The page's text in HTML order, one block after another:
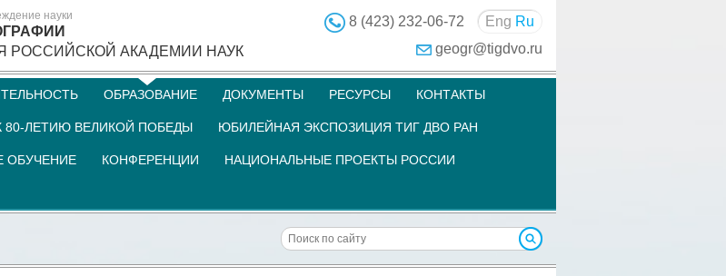
науки
РОССИЙСКОЙ АКАДЕМИИ НАУК
8 (423) 232-06-72 Eng Ru
geogr@tigdvo.ru
ОБРАЗОВАНИЕ ДОКУМЕНТЫ РЕСУРСЫ КОНТАКТЫ
80-ЛЕТИЮ ВЕЛИКОЙ ПОБЕДЫ ЮБИЛЕЙНАЯ ЭКСПОЗИЦИЯ ТИГ ДВО РАН
ОБУЧЕНИЕ КОНФЕРЕНЦИИ НАЦИОНАЛЬНЫЕ ПРОЕКТЫ РОССИИ